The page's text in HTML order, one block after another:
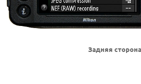
Задняя сторона